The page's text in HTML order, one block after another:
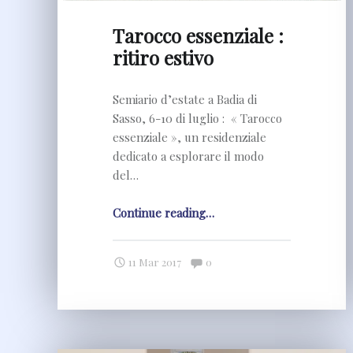
Tarocco essenziale :
ritiro estivo
Semiario d’estate a Badia di
Sasso, 6-10 di luglio : « Tarocco
essenziale », un residenziale
dedicato a esplorare il modo
del…
Continue reading"Tarocco
ritiro
…
11 Mar 2017 Comments:
0